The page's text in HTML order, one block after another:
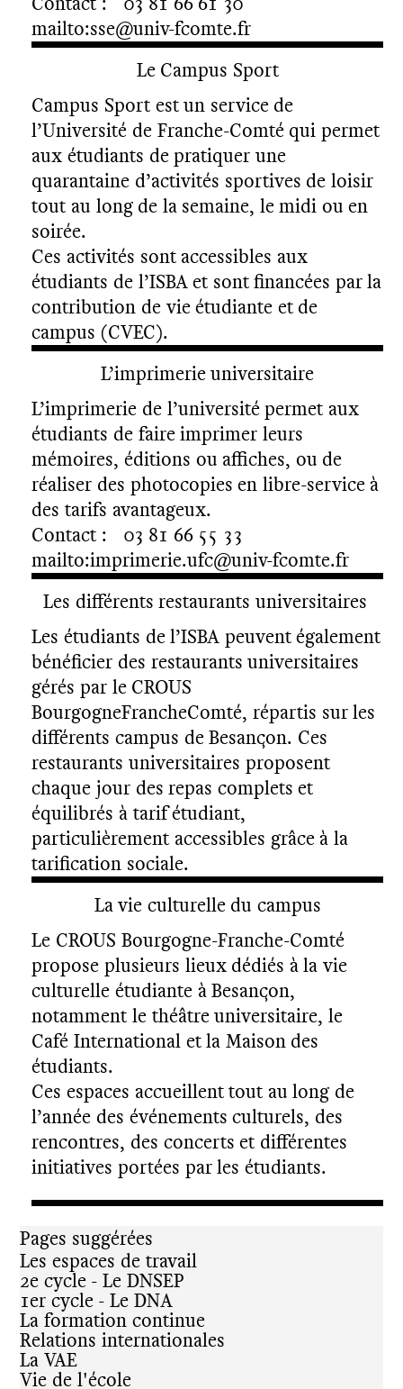
mailto:sse@univ-fcomte.fr
Le Campus Sport
Campus Sport est un service de
l’Université de Franche-Comté qui permet
aux étudiants de pratiquer une
quarantaine d’activités sportives de loisir
tout au long de la semaine, le midi ou en
soirée.
Ces activités sont accessibles aux
étudiants de l’ISBA et sont financées par la
contribution de vie étudiante et de
campus (CVEC).
L’imprimerie universitaire
L’imprimerie de l’université permet aux
étudiants de faire imprimer leurs
mémoires, éditions ou affiches, ou de
réaliser des photocopies en libre-service à
des tarifs avantageux.
Contact : 03 81 66 55 33
mailto:imprimerie.ufc@univ-fcomte.fr
Les différents restaurants universitaires
Les étudiants de l’ISBA peuvent également
bénéficier des restaurants universitaires
gérés par le CROUS
BourgogneFrancheComté, répartis sur les
différents campus de Besançon. Ces
restaurants universitaires proposent
chaque jour des repas complets et
équilibrés à tarif étudiant,
particulièrement accessibles grâce à la
tarification sociale.
La vie culturelle du campus
Le CROUS Bourgogne-Franche-Comté
propose plusieurs lieux dédiés à la vie
culturelle étudiante à Besançon,
notamment le théâtre universitaire, le
Café International et la Maison des
étudiants.
Ces espaces accueillent tout au long de
l’année des événements culturels, des
rencontres, des concerts et différentes
initiatives portées par les étudiants.
Pages suggérées
Les espaces de travail
2e cycle - Le DNSEP
1er cycle - Le DNA
La formation continue
Relations internationales
La VAE
Vie de l'école